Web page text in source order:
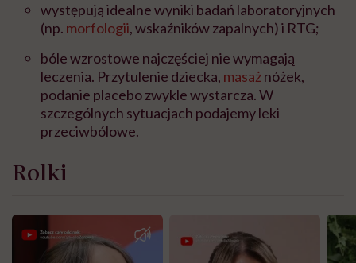
występują idealne wyniki badań laboratoryjnych
(np. morfologii, wskaźników zapalnych) i RTG;
bóle wzrostowe najczęściej nie wymagają
leczenia. Przytulenie dziecka, masażnóżek,
podanie placebo zwykle wystarcza. W
szczególnych sytuacjach podajemy leki
przeciwbólowe.
Rolki